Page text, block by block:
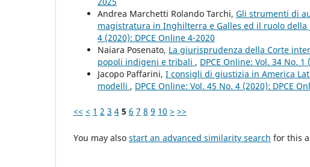
Andrea Marchetti Rolando Tarchi, Gli strumenti di
magistratura in Inghilterra e Galles ed il ruolo della
4 (2020): DPCE Online 4-2020
Naiara Posenato, La giurisprudenza della Corte
popoli indigeni e tribali , DPCE Online: Vol. 34 No. 1
Jacopo Paffarini, I consigli di giustizia in America
modelli , DPCE Online: Vol. 45 No. 4 (2020): DPCE
<< < 1 2 3 4 5 6 7 8 9 10 > >>
You may also start an advanced similarity search for this